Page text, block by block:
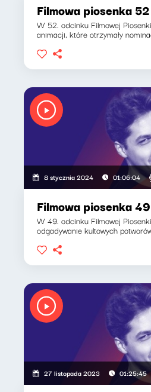
Filmowa piosenka 52
W 52. odcinku Filmowej
animacji, które otrzymały
8 stycznia 2024 01:06:04
Filmowa piosenka 49
W 49. odcinku Filmowej
odgadywanie kultowych
27 listopada 2023 01:25:45